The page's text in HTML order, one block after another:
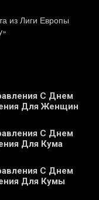
из Лиги Европы
С Днем
Для Женщин
С Днем
Для Кума
С Днем
Для Кумы